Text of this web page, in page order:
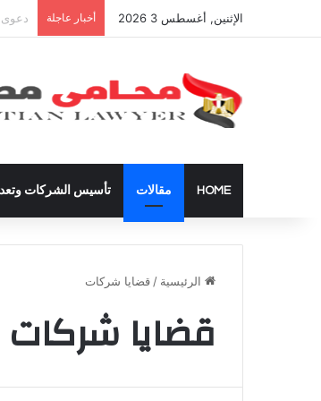
الإثنين, أغسطس 3 2026 أخبار عاجلة شراء
HOME مقالات تأسيس الشركات
الرئيسية / قضايا شركات
قضايا شركات